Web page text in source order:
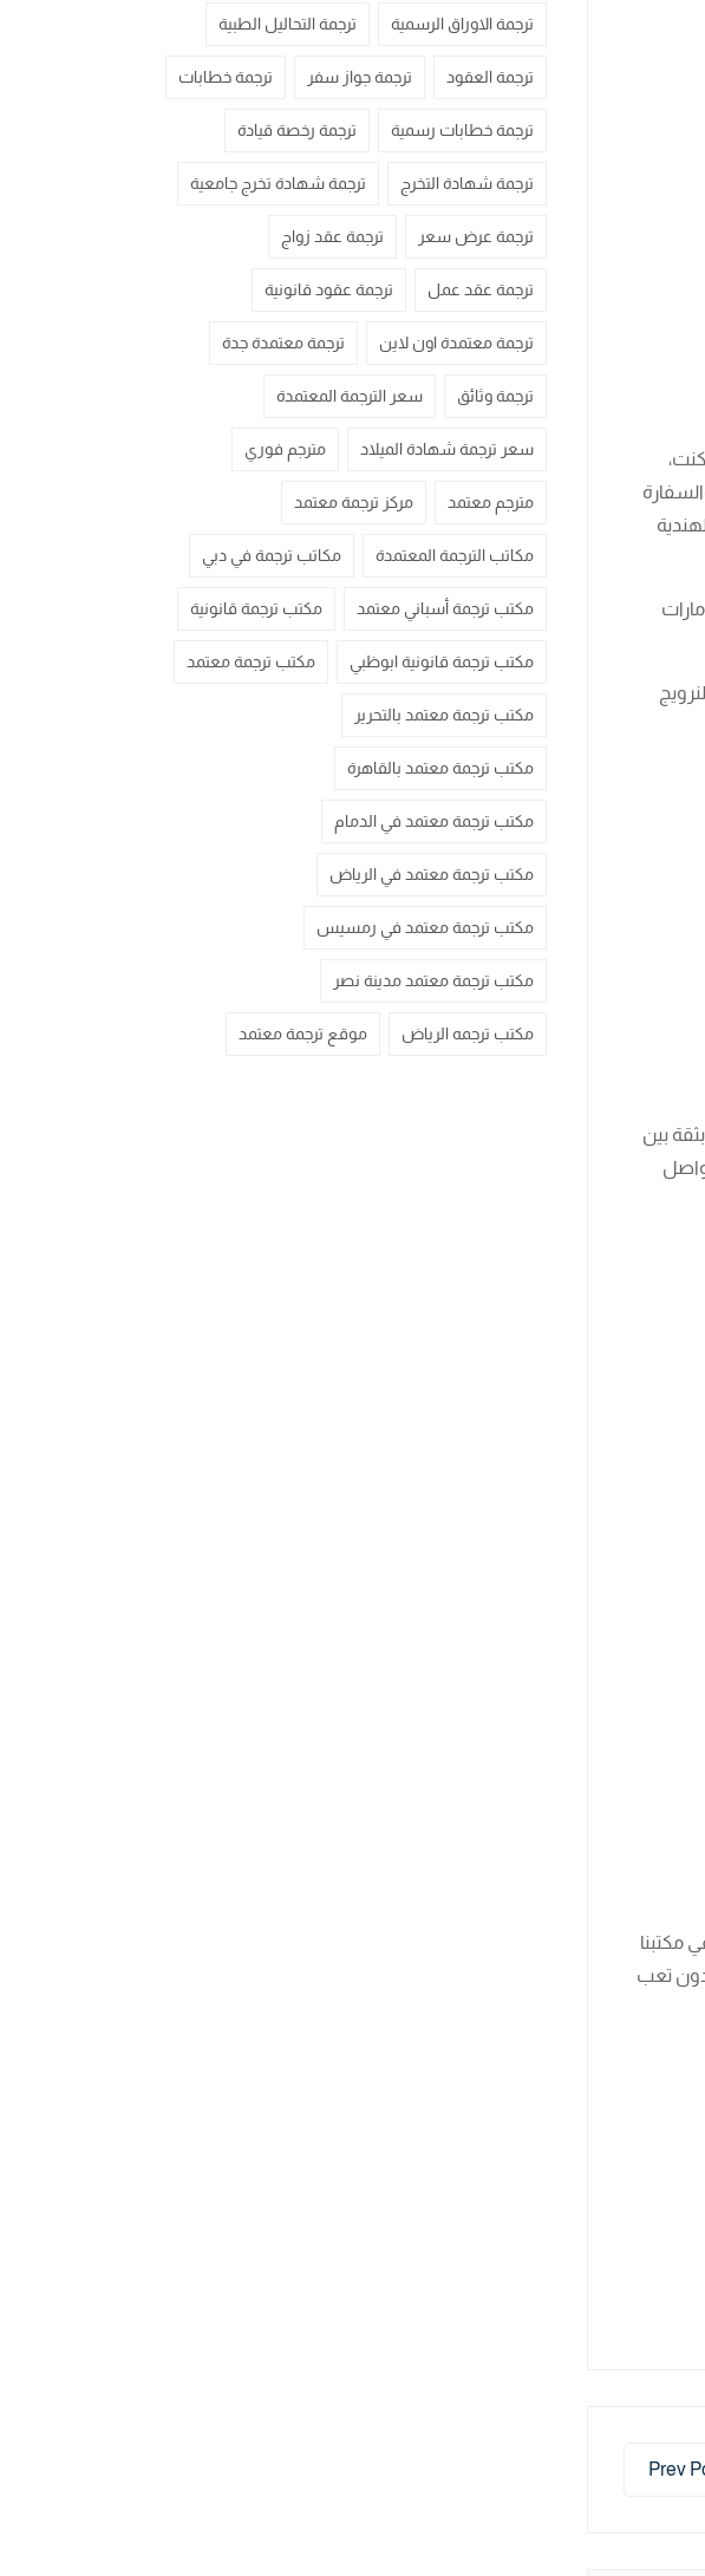
بين
مكتبنا
دون تعب
Prev
ترجمة الاوراق الرسمية ترجمة التحاليل الطبية
ترجمة العقود ترجمة جواز سفر ترجمة خطابات
ترجمة خطابات رسمية ترجمة رخصة قيادة
ترجمة شهادة التخرج ترجمة شهادة تخرج جامعية
ترجمة عرض سعر ترجمة عقد زواج
ترجمة عقد عمل ترجمة عقود قانونية
ترجمة معتمدة اون لاين ترجمة معتمدة جدة
ترجمة وثائق سعر الترجمة المعتمدة
سعر ترجمة شهادة الميلاد مترجم فوري
مترجم معتمد مركز ترجمة معتمد
مكاتب الترجمة المعتمدة مكاتب ترجمة في دبي
مكتب ترجمة أسباني معتمد مكتب ترجمة قانونية
مكتب ترجمة قانونية ابوظبي مكتب ترجمة معتمد
مكتب ترجمة معتمد بالتحرير
مكتب ترجمة معتمد بالقاهرة
مكتب ترجمة معتمد في الدمام
مكتب ترجمة معتمد في الرياض
مكتب ترجمة معتمد في رمسيس
مكتب ترجمة معتمد مدينة نصر
مكتب ترجمه الرياض موقع ترجمة معتمد